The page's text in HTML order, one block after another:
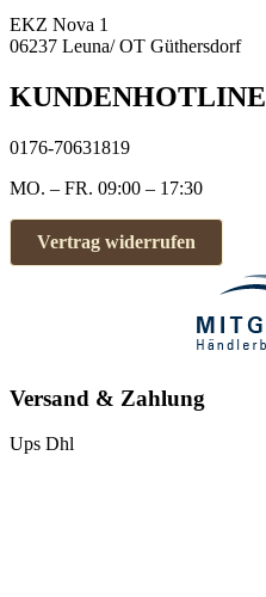
EKZ Nova 1
06237 Leuna/ OT Güthersdorf
KUNDENHOTLINE
0176-70631819
MO. – FR. 09:00 – 17:30
Vertrag widerrufen
Versand & Zahlung
Ups Dhl